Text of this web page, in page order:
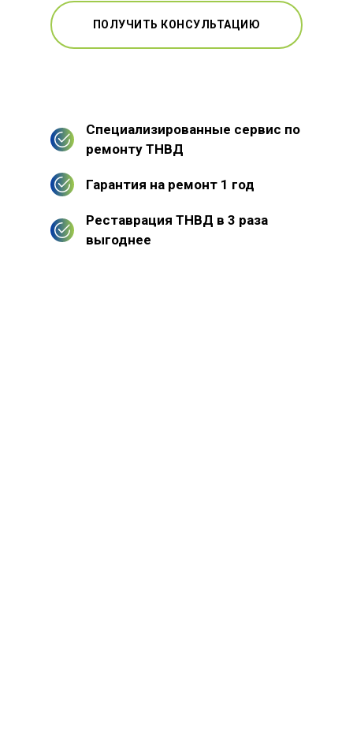
ПОЛУЧИТЬ КОНСУЛЬТАЦИЮ
Специализированные сервис по
ремонту ТНВД
Гарантия на ремонт 1 год
Реставрация ТНВД в 3 раза
выгоднее